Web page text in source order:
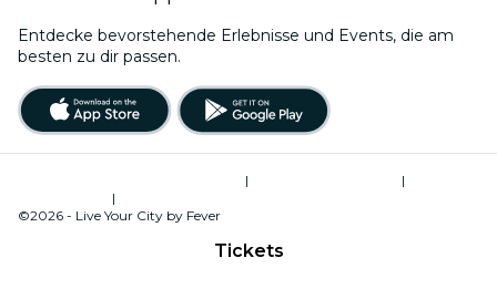
Tickets
Entdecke bevorstehende Erlebnisse und Events, die am
besten zu dir passen.
| |
|
©2026 - Live Your City by Fever